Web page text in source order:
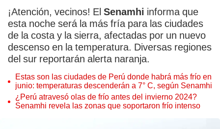
¡Atención, vecinos! El Senamhi informa que
esta noche será la más fría para las ciudades
de la costa y la sierra, afectadas por un nuevo
descenso en la temperatura. Diversas regiones
del sur reportarán alerta naranja.
Estas son las ciudades de Perú donde habrá más frío en
junio: temperaturas descenderán a 7° C, según Senamhi
¿Perú atravesó olas de frío antes del invierno 2024?
Senamhi revela las zonas que soportaron frío intenso